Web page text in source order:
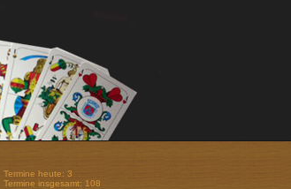
Termine heute: 3
Termine insgesamt: 108